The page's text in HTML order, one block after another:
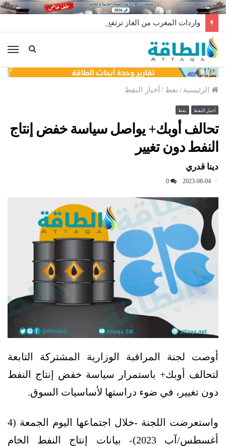
واردات المغرب من الغاز ترتفع 15% في شهر يوليو
الرئيسية / نفط / أخبار النفط
أخبار النفط نفط
تحالف أوبك+ يواصل سياسة خفض إنتاج
النفط دون تغيير
دينا قدري
2023-08-04
0
أوصت لجنة المراقبة الوزارية المشتركة التابعة
لتحالف أوبك+ باستمرار سياسة خفض إنتاج النفط
دون تغيير، في ضوء دراستها لأساسيات السوق.
واستعرضت اللجنة -خلال اجتماعها اليوم الجمعة (4
أغسطس/آب 2023)- بيانات إنتاج النفط الخام